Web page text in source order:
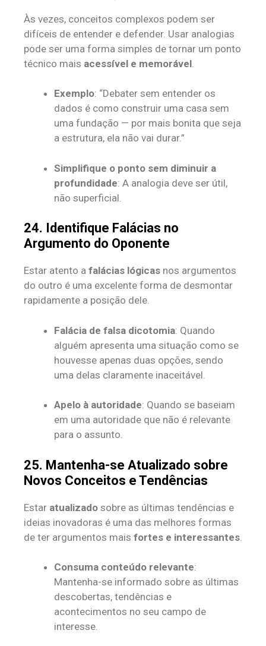
Às vezes, conceitos complexos podem ser
difíceis de entender e defender. Usar analogias
pode ser uma forma simples de tornar um ponto
técnico mais acessível e memorável
Exemplo: “Debater sem entender os
dados é como construir uma casa sem
uma fundação — por mais bonita que seja
a estrutura, ela não vai durar.”
Simplifique o ponto sem diminuir a
profundidade: A analogia deve ser útil,
não superficial.
24. Identifique Falácias no
Argumento do Oponente
Estar atento a falácias lógicas nos argumentos
do outro é uma excelente forma de desmontar
rapidamente a posição dele.
Falácia de falsa dicotomia: Quando
alguém apresenta uma situação como se
houvesse apenas duas opções, sendo
uma delas claramente inaceitável.
Apelo à autoridade: Quando se baseiam
em uma autoridade que não é relevante
para o assunto.
25. Mantenha-se Atualizado sobre
Novos Conceitos e Tendências
Estar atualizado sobre as últimas tendências e
ideias inovadoras é uma das melhores formas
de ter argumentos mais fortes e interessantes
Consuma conteúdo relevante:
Mantenha-se informado sobre as últimas
descobertas, tendências e
acontecimentos no seu campo de
interesse.